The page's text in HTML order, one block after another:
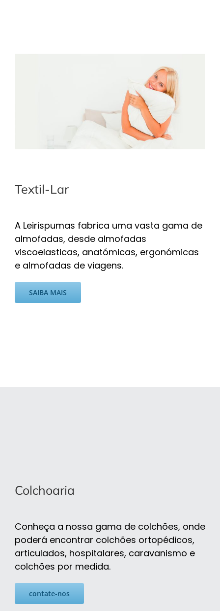
Textil-Lar
A Leirispumas fabrica uma vasta gama de
almofadas, desde almofadas
viscoelasticas, anatómicas, ergonómicas
e almofadas de viagens.
SAIBA MAIS
Colchoaria
Conheça a nossa gama de colchões, onde
poderá encontrar colchões ortopédicos,
articulados, hospitalares, caravanismo e
colchões por medida.
contate-nos